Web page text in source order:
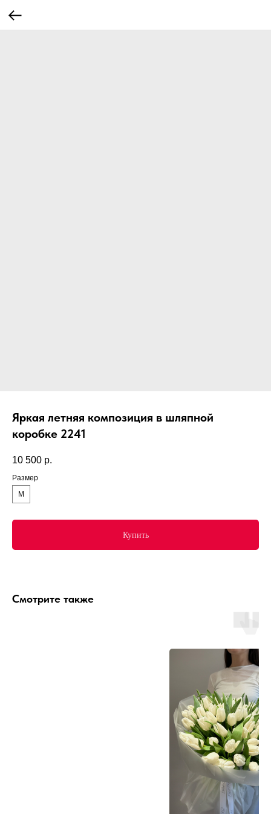
Яркая летняя композиция в шляпной
коробке 2241
10 500 р.
Размер
М
Купить
Смотрите также